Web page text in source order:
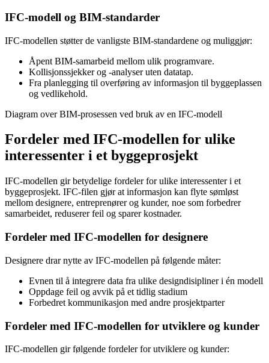
IFC-modell og BIM-standarder
IFC-modellen støtter de vanligste BIM-standardene og muliggjør:
Åpent BIM-samarbeid mellom ulik programvare.
Kollisjonssjekker og -analyser uten datatap.
Fra planlegging til overføring av informasjon til byggeplassen
og vedlikehold.
Diagram over BIM-prosessen ved bruk av en IFC-modell
Fordeler med IFC-modellen for ulike
interessenter i et byggeprosjekt
IFC-modellen gir betydelige fordeler for ulike interessenter i et
byggeprosjekt. IFC-filen gjør at informasjon kan flyte sømløst
mellom designere, entreprenører og kunder, noe som forbedrer
samarbeidet, reduserer feil og sparer kostnader.
Fordeler med IFC-modellen for designere
Designere drar nytte av IFC-modellen på følgende måter:
Evnen til å integrere data fra ulike designdisipliner i én modell
Oppdage feil og avvik på et tidlig stadium
Forbedret kommunikasjon med andre prosjektparter
Fordeler med IFC-modellen for utviklere og kunder
IFC-modellen gir følgende fordeler for utviklere og kunder: